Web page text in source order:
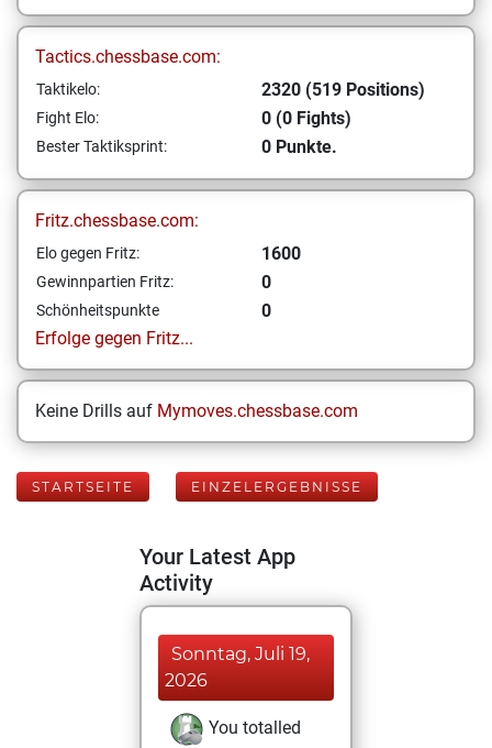
Tactics.chessbase.com:
Taktikelo: 2320 (519 Positions)
Fight Elo: 0 (0 Fights)
Bester Taktiksprint: 0 Punkte.
Fritz.chessbase.com:
Elo gegen Fritz: 1600
Gewinnpartien Fritz: 0
Schönheitspunkte
0
Erfolge gegen Fritz...
Keine Drills auf Mymoves.chessbase.com
STARTSEITE EINZELERGEBNISSE
Your Latest App
Activity
Sonntag, Juli 19,
2026
You totalled